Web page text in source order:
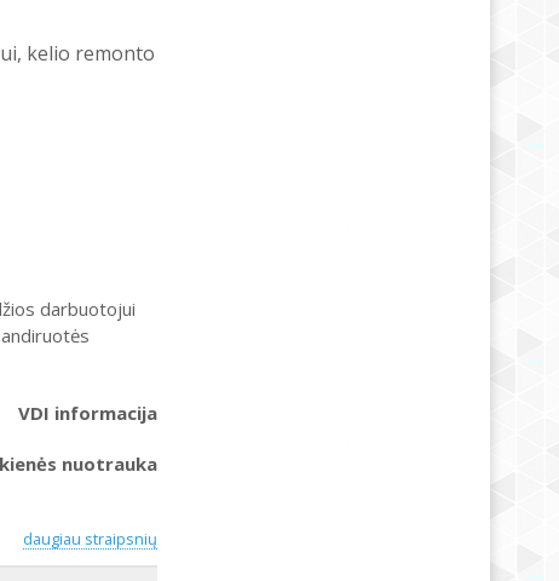
kelio remonto
darbuotojui
VDI informacija
nuotrauka
daugiau straipsnių